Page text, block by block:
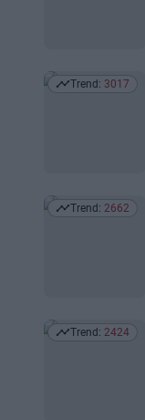
Trend: 3017
Trend: 3017
Trend: 2662
Trend: 2662
Trend: 2424
Trend: 2424